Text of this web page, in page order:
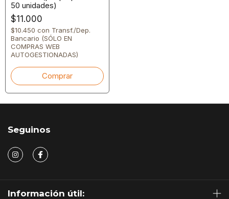
50 unidades)
$11.000
$10.450 con Transf./Dep.
Bancario (SÓLO EN
COMPRAS WEB
AUTOGESTIONADAS)
Seguinos
Información útil: